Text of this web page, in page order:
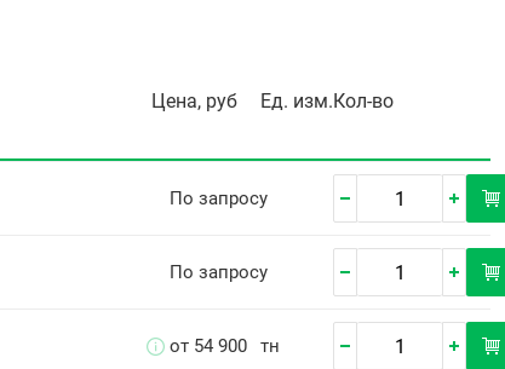
Цена, руб Ед. изм. Кол-во
По запросу
По запросу
от 54 900 тн